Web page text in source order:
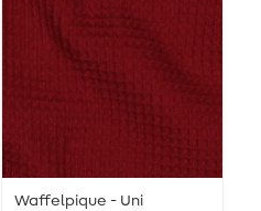
Waffelpique - Uni